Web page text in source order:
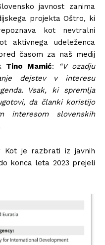
javnost zanima
projekta Oštro, ki
kot nevtralni
aktivnega udeleženca
časom za naš medij
Tino Mamić:
“V ozadju
dejstev v interesu
Vsak, ki spremlja
da članki koristijo
interesom slovenskih
Kot je razbrati iz javnih
konca leta 2023 prejeli